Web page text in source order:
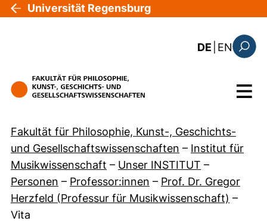
Direkt zum Inhalt
Universität Regensburg
DE EN: the
Menü
Fakultät für Philosophie, Kunst-, Geschichts-
und Gesellschaftswissenschaften – Institut für
Musikwissenschaft – Unser INSTITUT –
Personen – Professor:innen – Prof. Dr. Gregor
Herzfeld (Professur für Musikwissenschaft) –
Vita